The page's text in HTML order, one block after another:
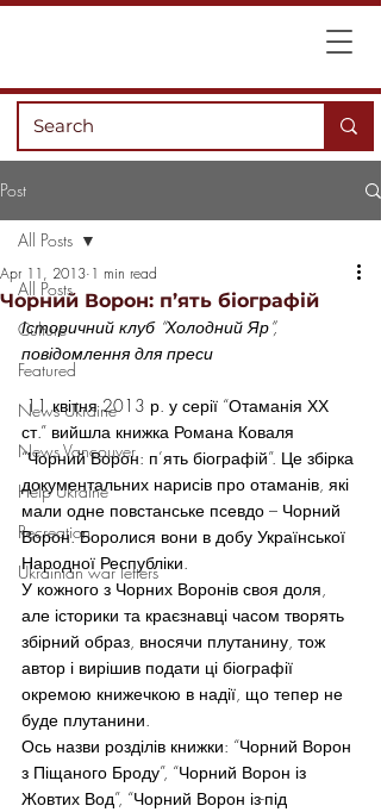
Post
All Posts
Culture
Featured
News Ukraine
News Vancouver
Help Ukraine
Recreation
Ukrainian war letters
All Posts
Чорний Ворон: п’ять біографій
Apr 11, 2013 1 min read
Історичний клуб “Холодний Яр”,
повідомлення для преси
11 квітня 2013 р. у серії “Отаманія ХХ
ст.” вийшла книжка Романа Коваля
“Чорний Ворон: п’ять біографій”. Це збірка
документальних нарисів про отаманів, які
мали одне повстанське псевдо – Чорний
Ворон. Боролися вони в добу Української
Народної Республіки.
У кожного з Чорних Воронів своя доля,
але історики та краєзнавці часом творять
збірний образ, вносячи плутанину, тож
автор і вирішив подати ці біографії
окремою книжечкою в надії, що тепер не
буде плутанини.
Ось назви розділів книжки: “Чорний Ворон
з Піщаного Броду”, “Чорний Ворон із
Жовтих Вод”, “Чорний Ворон із-під